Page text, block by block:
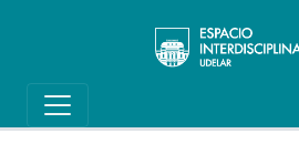
Main navigation